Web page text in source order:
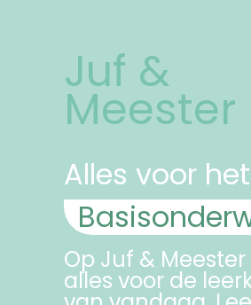
Juf &
Meester
Alles voor het
Op Juf &
alles voor de